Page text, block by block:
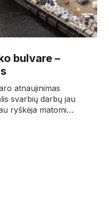
bulvare –
atnaujinimas
svarbių darbų jau
ryškėja matomi…